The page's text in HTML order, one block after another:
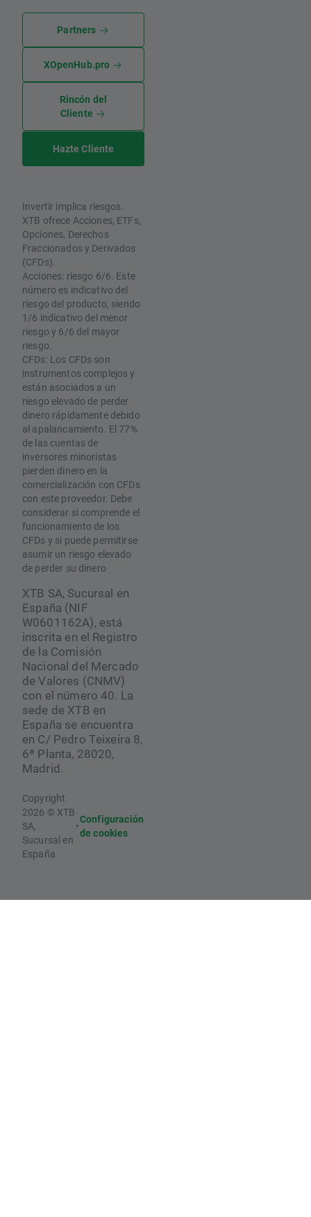
Partners
XOpenHub.pro
Rincón del
Cliente
Hazte Cliente
Invertir implica riesgos.
XTB ofrece Acciones, ETFs,
Opciones, Derechos
Fraccionados y Derivados
(CFDs).
Acciones: riesgo 6/6. Este
número es indicativo del
riesgo del producto, siendo
1/6 indicativo del menor
riesgo y 6/6 del mayor
riesgo.
CFDs: Los CFDs son
instrumentos complejos y
están asociados a un
riesgo elevado de perder
dinero rápidamente debido
al apalancamiento. El 77%
de las cuentas de
inversores minoristas
pierden dinero en la
comercialización con CFDs
con este proveedor. Debe
considerar si comprende el
funcionamiento de los
CFDs y si puede permitirse
asumir un riesgo elevado
de perder su dinero
XTB SA, Sucursal en
España (NIF
W0601162A), está
inscrita en el Registro
de la Comisión
Nacional del Mercado
de Valores (CNMV)
con el número 40. La
sede de XTB en
España se encuentra
en C/ Pedro Teixeira 8,
6ª Planta, 28020,
Madrid.
Copyright
2026 © XTB
SA,
Sucursal en
España
•
Configuración
de cookies